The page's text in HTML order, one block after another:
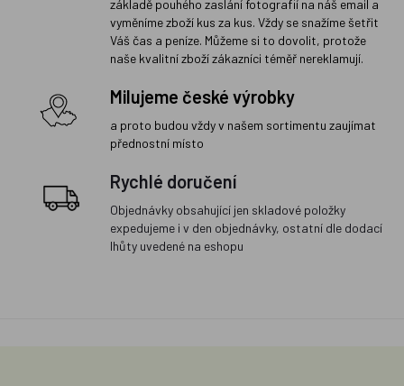
základě pouhého zaslání fotografií na náš email a
vyměníme zboží kus za kus. Vždy se snažíme šetřit
Váš čas a peníze. Můžeme si to dovolit, protože
naše kvalitní zboží zákazníci téměř nereklamují.
Milujeme české výrobky
a proto budou vždy v našem sortimentu zaujímat
přednostní místo
Rychlé doručení
Objednávky obsahující jen skladové položky
expedujeme i v den objednávky, ostatní dle dodací
lhůty uvedené na eshopu